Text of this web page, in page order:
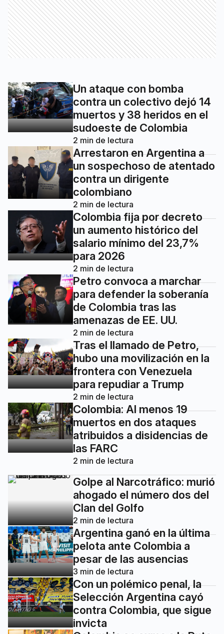
Un ataque con bomba
contra un colectivo dejó 14
muertos y 38 heridos en el
sudoeste de Colombia
2 min de lectura
Arrestaron en Argentina a
un sospechoso de atentado
contra un dirigente
colombiano
2 min de lectura
Colombia fija por decreto
un aumento histórico del
salario mínimo del 23,7%
para 2026
2 min de lectura
Petro convoca a marchar
para defender la soberanía
de Colombia tras las
amenazas de EE. UU.
2 min de lectura
Tras el llamado de Petro,
hubo una movilización en la
frontera con Venezuela
para repudiar a Trump
2 min de lectura
Colombia: Al menos 19
muertos en dos ataques
atribuidos a disidencias de
las FARC
2 min de lectura
Golpe al Narcotráfico: murió
ahogado el número dos del
Clan del Golfo
2 min de lectura
Argentina ganó en la última
pelota ante Colombia a
pesar de las ausencias
3 min de lectura
Con un polémico penal, la
Selección Argentina cayó
contra Colombia, que sigue
invicta